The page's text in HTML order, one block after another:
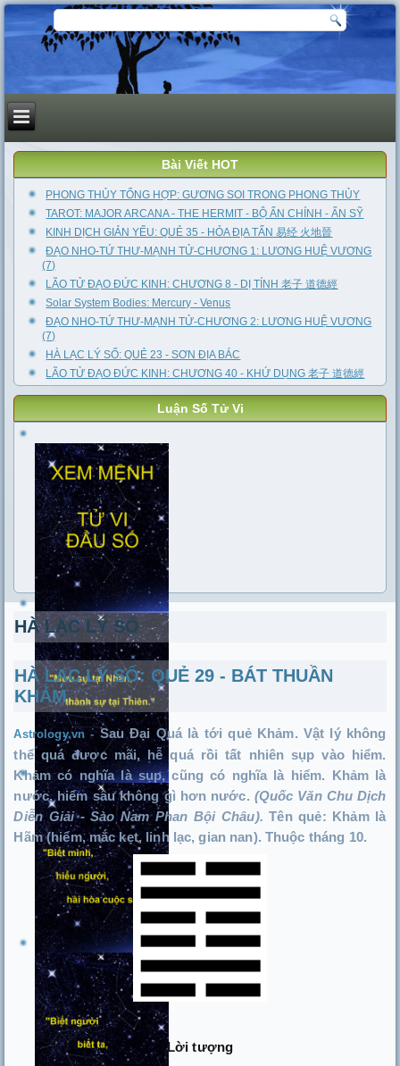
Bài Viết HOT
PHONG THỦY TỔNG HỢP: GƯƠNG SOI TRONG PHONG THỦY
TAROT: MAJOR ARCANA - THE HERMIT - BỘ ẨN CHÍNH - ẨN SỸ
KINH DỊCH GIẢN YẾU: QUẺ 35 - HỎA ĐỊA TẤN 易经 火地晉
ĐẠO NHO-TỨ THƯ-MẠNH TỬ-CHƯƠNG 1: LƯƠNG HUỆ VƯƠNG
(7)
LÃO TỬ ĐẠO ĐỨC KINH: CHƯƠNG 8 - DỊ TÍNH 老子 道德經
Solar System Bodies: Mercury - Venus
ĐẠO NHO-TỨ THƯ-MẠNH TỬ-CHƯƠNG 2: LƯƠNG HUỆ VƯƠNG
(7)
HÀ LẠC LÝ SỐ: QUẺ 23 - SƠN ĐỊA BÁC
LÃO TỬ ĐẠO ĐỨC KINH: CHƯƠNG 40 - KHỨ DỤNG 老子 道德經
Luận Số Tử Vi
HÀ LẠC LÝ SỐ
HÀ LẠC LÝ SỐ: QUẺ 29 - BÁT THUẦN
KHẢM
Astrology.vn - Sau Đại Quá là tới quẻ Khảm. Vật lý không
thể quá được mãi, hễ quá rồi tất nhiên sụp vào hiểm.
Khảm có nghĩa là sụp, cũng có nghĩa là hiểm. Khảm là
nước, hiểm sâu không gì hơn nước. (Quốc Văn Chu Dịch
Diễn Giải - Sào Nam Phan Bội Châu). Tên quẻ: Khảm là
Hãm (hiểm, mắc kẹt, linh lạc, gian nan). Thuộc tháng 10.
Lời tượng